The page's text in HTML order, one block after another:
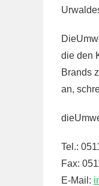
die den
Brands
an,
Tel.:
Fax:
E-Mail: